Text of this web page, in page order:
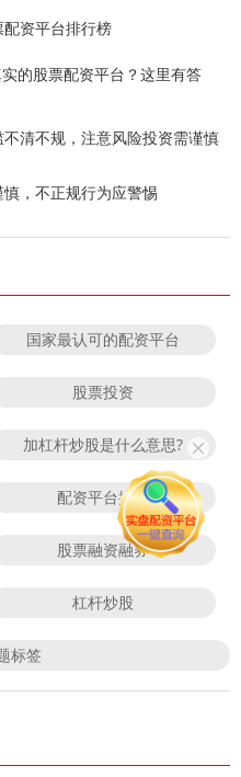
资平台排行榜
的股票配资平台？这里有答
清不规，注意风险投资需谨慎
，不正规行为应警惕
国家最认可的配资平台
股票投资
加杠杆炒股是什么意思?
配资平台排名
股票融资融券
杠杆炒股
标签